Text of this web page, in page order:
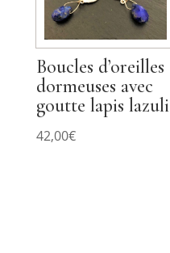
Boucles d’oreilles
dormeuses avec
goutte lapis lazuli
42,00€